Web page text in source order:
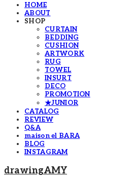
HOME
ABOUT
SHOP
CURTAIN
BEDDING
CUSHION
ARTWORK
RUG
TOWEL
INSURT
DECO
PROMOTION
★JUNIOR
CATALOG
REVIEW
Q&A
maison el BARA
BLOG
INSTAGRAM
drawingAMY